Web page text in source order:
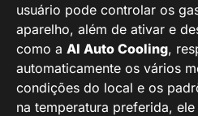
usuário pode controlar os
aparelho, além de ativar e
como a AI Auto Cooling,
automaticamente os vários
condições do local e os
na temperatura preferida, ele